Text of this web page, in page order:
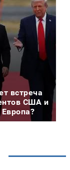
встреча
США и